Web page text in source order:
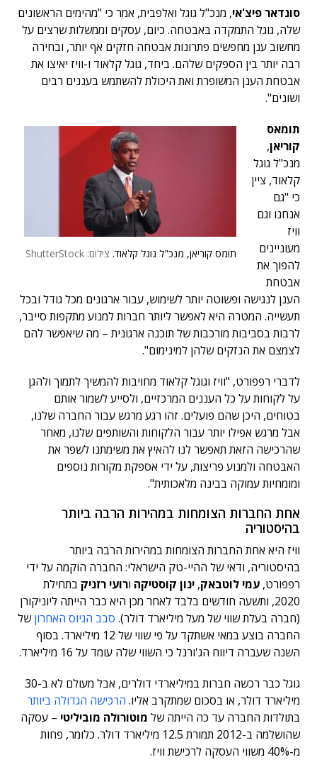
סונדאר פיצ'אי, מנכ"ל גוגל ואלפבית, אמר כי "מהימים הראשונים
שלה, גוגל התמקדה באבטחה. כיום, עסקים וממשלות שרצים על
מחשוב ענן מחפשים פתרונות אבטחה חזקים אף יותר, ובחירה
רבה יותר בין הספקים שלהם. ביחד, גוגל קלאוד ו-וויז יאיצו את
אבטחת הענן המשופרת ואת היכולת להשתמש בעננים רבים
ושונים".
תומס קוריאן, מנכ"ל גוגל קלאוד. צילום: ShutterStock
תומאס
קוריאן,
מנכ"ל גוגל
קלאוד, ציין
כי "גם
אנחנו וגם
וויז
מעוניינים
להפוך את
אבטחת
הענן לנגישה ופשוטה יותר לשימוש, עבור ארגונים מכל גודל ובכל
תעשייה. המטרה היא לאפשר ליותר חברות למנוע מתקפות סייבר,
לרבות בסביבות מורכבות של תוכנה ארגונית – מה שיאפשר להם
לצמצם את הנזקים שלהן למינימום".
לדברי רפפורט, "וויז וגוגל קלאוד מחויבות להמשיך לתמוך ולהגן
על לקוחות על כל העננים המרכזיים, ולסייע לשמור אותם
בטוחים, היכן שהם פועלים. זהו רגע מרגש עבור החברה שלנו,
אבל מרגש אפילו יותר עבור הלקוחות והשותפים שלנו, מאחר
שהרכישה הזאת תאפשר לנו להאיץ את משימתנו לשפר את
האבטחה ולמנוע פריצות, על ידי אספקת מקורות נוספים
ומומחיות עמוקה בבינה מלאכותית".
אחת החברות הצומחות במהירות הרבה ביותר
בהיסטוריה
וויז היא אחת החברות הצומחות במהירות הרבה ביותר
בהיסטוריה, ודאי של ההיי-טק הישראלי: החברה הוקמה על ידי
רפפורט, עמי לוטבאק, ינון קוסטיקה ורועי רזניק בתחילת
2020, ותשעה חודשים בלבד לאחר מכן היא כבר הייתה ליוניקורן
(חברה בעלת שווי של מעל מיליארד דולר). סבב הגיוס האחרוןשל
החברה בוצע במאי אשתקד על פי שווי של 12 מיליארד. בסוף
השנה שעברה דיווח הג'ורנל כי השווי שלה עומד על 16 מיליארד.
גוגל כבר רכשה חברות במיליארדי דולרים, אבל מעולם לא ב-30
מיליארד דולר, או בסכום שמתקרב אליו. הרכישה הגדולה ביותר
בתולדות החברה עד כה הייתה של מוטורולה מוביליטי – עסקה
שהושלמה ב-2012 תמורת 12.5 מיליארד דולר. כלומר, פחות
מ-40% משווי העסקה לרכישת וויז.